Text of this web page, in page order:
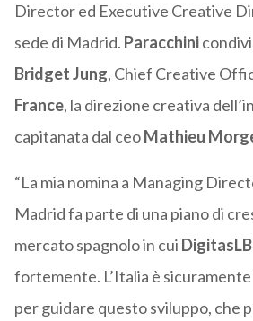
Director ed Executive Creative
sede di Madrid. Paracchini
Bridget Jung, Chief Creative
France, la direzione creativa
capitanata dal ceoMathieu
“La mia nomina a Managing
Madrid fa parte di una piano di
mercato spagnolo in cui
fortemente. L’Italia è
per guidare questo sviluppo, che